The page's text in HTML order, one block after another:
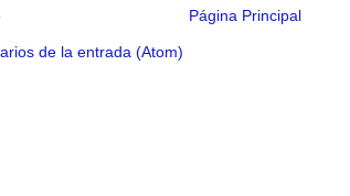
Página Principal
de la entrada (Atom)